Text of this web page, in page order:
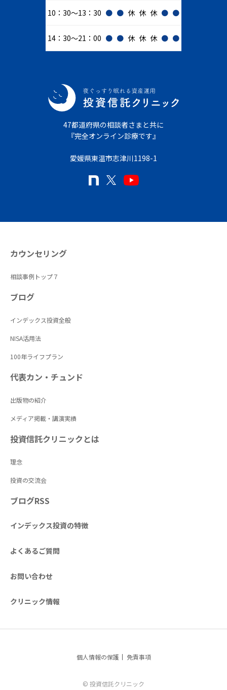
10：30～13：30 ● ● 休 休 休 ● ●
14：30～21：00 ● ● 休 休 休 ● ●
47都道府県の相談者さまと共に
『完全オンライン診療です』
愛媛県東温市志津川1198-1
カウンセリング
相談事例トップ７
ブログ
インデックス投資全般
NISA活用法
100年ライフプラン
代表カン・チュンド
出版物の紹介
メディア掲載・講演実績
投資信託クリニックとは
理念
投資の交流会
ブログRSS
インデックス投資の特徴
よくあるご質問
お問い合わせ
クリニック情報
個人情報の保護 免責事項
© 投資信託クリニック